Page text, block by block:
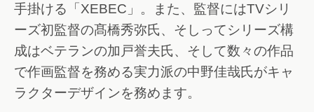
手掛ける「XEBEC」。また、監督にはTVシリ
ーズ初監督の髙橋秀弥氏、そしってシリーズ構
成はベテランの加戸誉夫氏、そして数々の作品
で作画監督を務める実力派の中野佳哉氏がキャ
ラクターデザインを務めます。